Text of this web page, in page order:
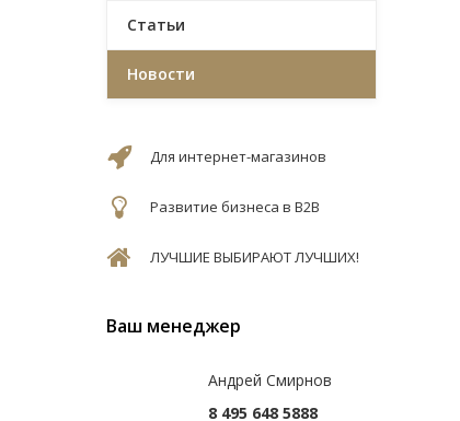
Статьи
Новости
Для интернет-магазинов
Развитие бизнеса в B2B
ЛУЧШИЕ ВЫБИРАЮТ ЛУЧШИХ!
Ваш менеджер
Андрей Смирнов
8 495 648 5888